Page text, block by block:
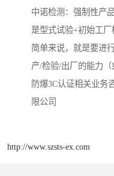
中诺检测：强制性产
是型式试验+初始工厂
简单来说，就是要进
产/检验/出厂的能力（
防爆3C认证相关业
限公司
http://www.szsts-ex.com